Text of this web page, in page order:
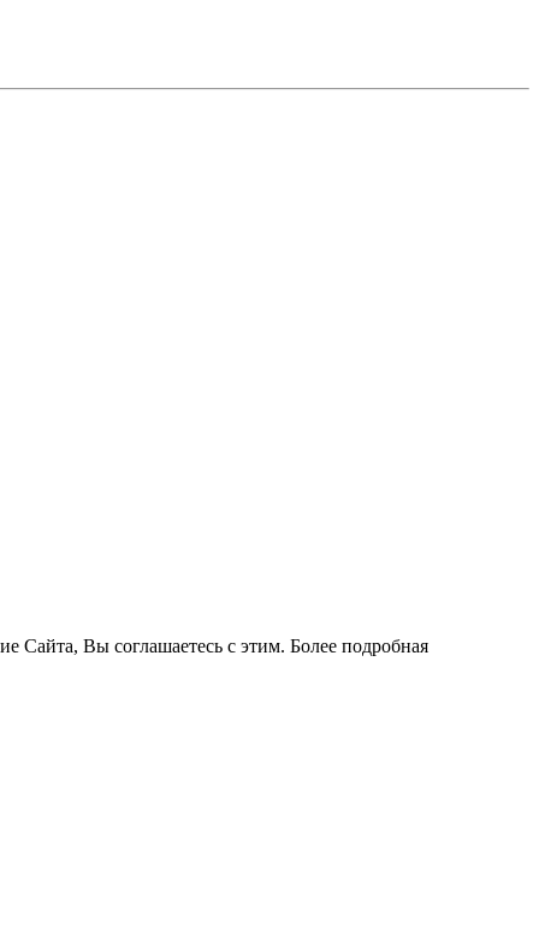
Сайта, Вы соглашаетесь с этим. Более подробная